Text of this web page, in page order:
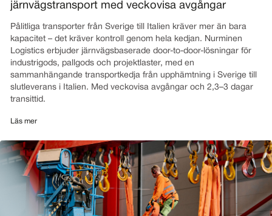
järnvägstransport med veckovisa avgångar
Pålitliga transporter från Sverige till Italien kräver mer än bara
kapacitet – det kräver kontroll genom hela kedjan. Nurminen
Logistics erbjuder järnvägsbaserade door-to-door-lösningar för
industrigods, pallgods och projektlaster, med en
sammanhängande transportkedja från upphämtning i Sverige till
slutleverans i Italien. Med veckovisa avgångar och 2,3–3 dagar
transittid.
Läs mer